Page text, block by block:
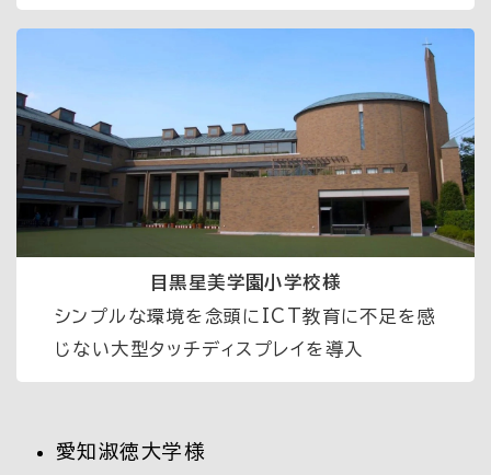
目黒星美学園小学校様
シンプルな環境を念頭にICT教育に不足を感
じない大型タッチディスプレイを導入
愛知淑徳大学様